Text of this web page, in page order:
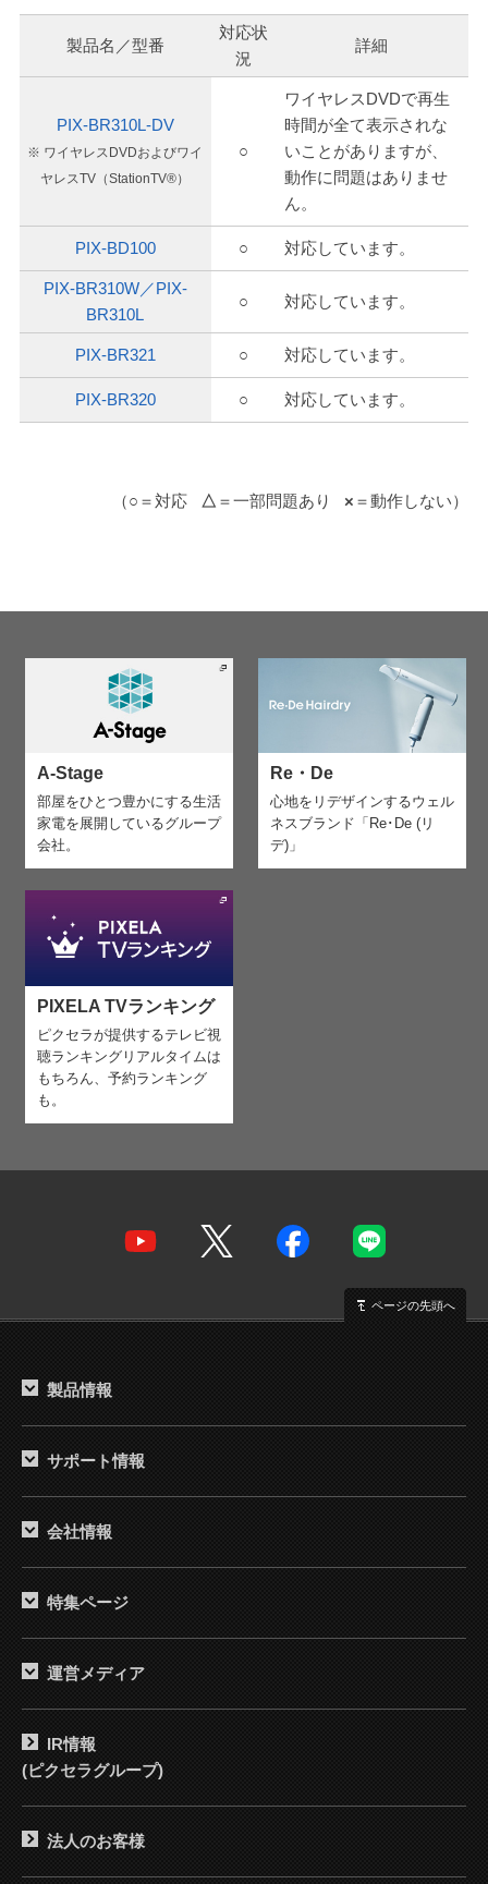
製品名／型番
対応状
況
詳細
PIX-BR310L-DV
※ ワイヤレスDVDおよびワイ
ヤレスTV（StationTV®）
○
ワイヤレスDVDで再生
時間が全て表示されな
いことがありますが、
動作に問題はありませ
ん。
PIX-BD100 ○ 対応しています。
PIX-BR310W／PIX-
BR310L
○ 対応しています。
PIX-BR321 ○ 対応しています。
PIX-BR320 ○ 対応しています。
（○ ＝対応 △ ＝一部問題あり × ＝動作しない）
A-Stage
部屋をひとつ豊かにする生活
家電を展開しているグループ
会社。
Re・De
心地をリデザインするウェル
ネスブランド「Re･De (リ
デ)」
PIXELA TVランキング
ピクセラが提供するテレビ視
聴ランキング リアルタイムは
もちろん、予約ランキング
も。
ページの先頭へ
製品情報
サポート情報
会社情報
特集ページ
運営メディア
IR情報
(ピクセラグループ)
法人のお客様